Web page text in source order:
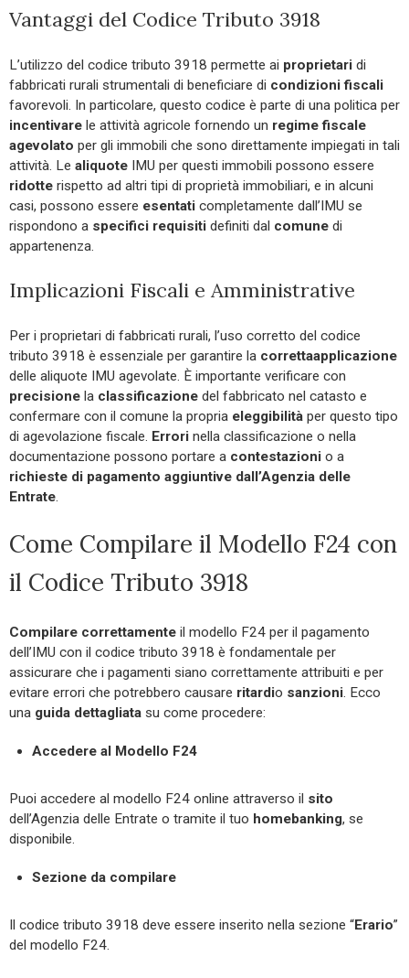
Vantaggi del Codice Tributo 3918
L’utilizzo del codice tributo 3918 permette ai proprietari di
fabbricati rurali strumentali di beneficiare di condizioni fiscali
favorevoli. In particolare, questo codice è parte di una politica per
incentivare le attività agricole fornendo un regime fiscale
agevolato per gli immobili che sono direttamente impiegati in tali
attività. Le aliquote IMU per questi immobili possono essere
ridotte rispetto ad altri tipi di proprietà immobiliari, e in alcuni
casi, possono essere esentati completamente dall’IMU se
rispondono a specifici requisiti definiti dal comune di
appartenenza.
Implicazioni Fiscali e Amministrative
Per i proprietari di fabbricati rurali, l’uso corretto del codice
tributo 3918 è essenziale per garantire la correttaapplicazione
delle aliquote IMU agevolate. È importante verificare con
precisione la classificazione del fabbricato nel catasto e
confermare con il comune la propria eleggibilità per questo tipo
di agevolazione fiscale. Errori nella classificazione o nella
documentazione possono portare a contestazioni o a
richieste di pagamento aggiuntive dall’Agenzia delle
Entrate.
Come Compilare il Modello F24 con
il Codice Tributo 3918
Compilare correttamente il modello F24 per il pagamento
dell’IMU con il codice tributo 3918 è fondamentale per
assicurare che i pagamenti siano correttamente attribuiti e per
evitare errori che potrebbero causare ritardio sanzioni. Ecco
una guida dettagliata su come procedere:
Accedere al Modello F24
Puoi accedere al modello F24 online attraverso il sito
dell’Agenzia delle Entrate o tramite il tuo homebanking, se
disponibile.
Sezione da compilare
Il codice tributo 3918 deve essere inserito nella sezione “Erario”
del modello F24.